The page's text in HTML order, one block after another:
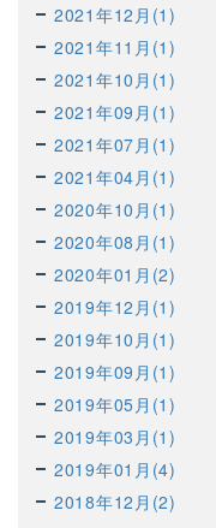
2021年12月(1)
2021年11月(1)
2021年10月(1)
2021年09月(1)
2021年07月(1)
2021年04月(1)
2020年10月(1)
2020年08月(1)
2020年01月(2)
2019年12月(1)
2019年10月(1)
2019年09月(1)
2019年05月(1)
2019年03月(1)
2019年01月(4)
2018年12月(2)